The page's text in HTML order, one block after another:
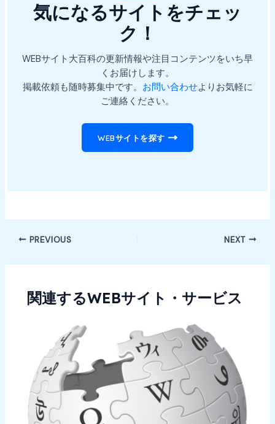
気になるサイトをチェッ
ク！
WEBサイト大百科の更新情報や注目コンテンツをいち早
くお届けします。
掲載依頼も随時募集中です。 お問い合わせよりお気軽に
ご連絡ください。
WEBサイトを探す
Post PREVIOUS NEXT
関連するWEBサイト・サービス